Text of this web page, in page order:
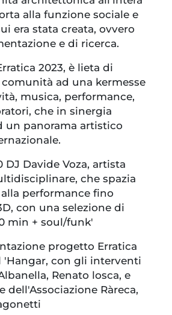
alla funzione sociale e
era stata creata, ovvero
e di ricerca.
2023, è lieta di
ad una kermesse
musica, performance,
che in sinergia
un panorama artistico
DJ Davide Voza, artista
che spazia
performance fino
con una selezione di
min + soul/funk'
progetto Erratica
'Hangar, con gli interventi
Renato losca, e
dell'Associazione Ràreca,